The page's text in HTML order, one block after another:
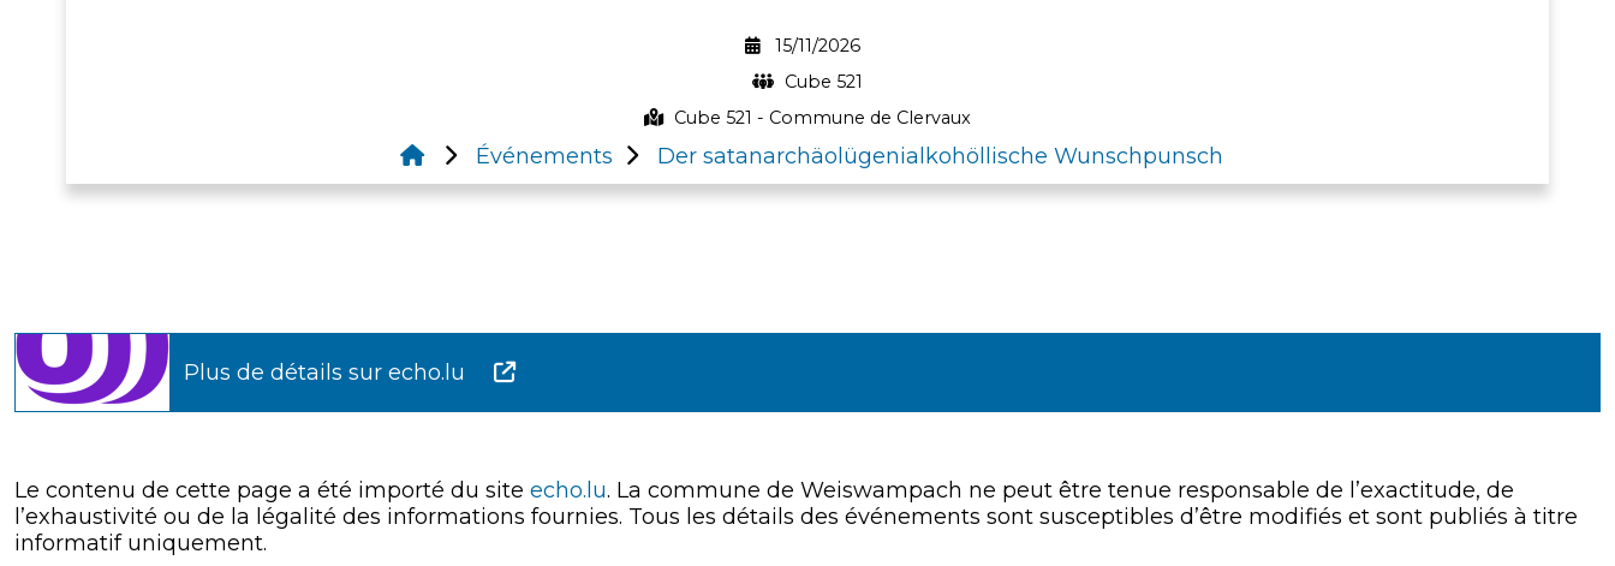
15/11/2026
Cube 521
Cube 521 - Commune de Clervaux
Der satanarchäolügenialkohöllische Wunschpunsch
Événements
Plus de détails sur echo.lu
Le contenu de cette page a été importé du site echo.lu. La commune de Weiswampach ne peut être tenue responsable de l’exactitude, de
l’exhaustivité ou de la légalité des informations fournies. Tous les détails des événements sont susceptibles d’être modifiés et sont publiés à titre
informatif uniquement.